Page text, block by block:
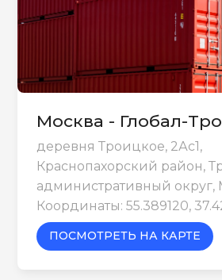
Москва - Глобал-
деревня Троицкое, 2Ас1,
Краснопахорский район,
административный округ,
Координаты: 55.389120,
ПОСМОТРЕТЬ НА КАРТЕ